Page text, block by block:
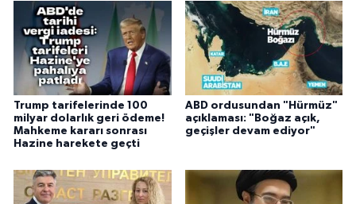
Trump tarifelerinde 100
milyar dolarlık geri ödeme!
Mahkeme kararı sonrası
Hazine harekete geçti
ABD ordusundan "Hürmüz"
açıklaması: "Boğaz açık,
geçişler devam ediyor"